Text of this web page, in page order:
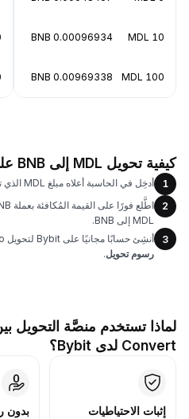
10 MDL
0.00096934 BNB
100 MDL
0.00969338 BNB
كيفية تحويل MDL إلى BNB على Bybit
1
أدخِل في الحاسبة أعلاه مبلغ MDL الذي ترغب في تحويله إلى BNB.
2
MDL إلى BNB.
3
أنشِئ حسابًا مجانيًا على Bybit لتحويل crypto أو شرائها أو بيعها أو تداوُلها
رسوم تحويل.
لماذا تستخدم منصَّة التحويل
Convert لدى Bybit؟
إثبات الاحتياطيات
بدون